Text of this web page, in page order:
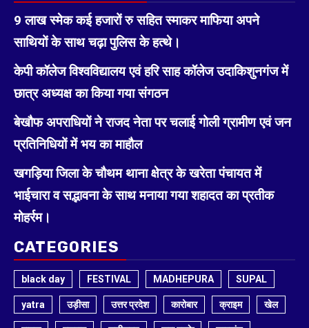
9 लाख स्मेक कई हजारों रु सहित स्माकर माफिया अपने
साथियों के साथ चढ़ा पुलिस के हत्थे।
केपी कॉलेज विश्वविद्यालय एवं हरि साह कॉलेज उदाकिशुनगंज में
छात्र अध्यक्ष का किया गया संगठन
बेखौफ अपराधियों ने राजद नेता पर चलाई गोली ग्रामीण एवं जन
प्रतिनिधियों में भय का माहौल
खगड़िया जिला के चौथम थाना क्षेत्र के खरेता पंचायत में
भाईचारा व सद्भावना के साथ मनाया गया शहादत का प्रतीक
मोहर्रम।
CATEGORIES
black day FESTIVAL MADHEPURA SUPAL
yatra उड़ीसा उत्तर प्रदेश कारोबार क्राइम खेल